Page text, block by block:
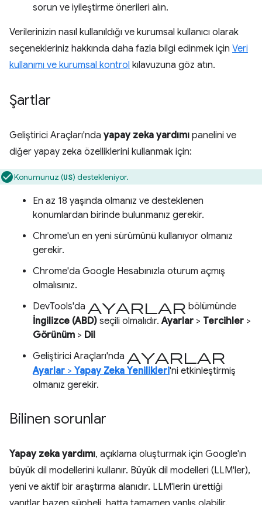
sorun ve iyileştirme önerileri alın.
Verilerinizin nasıl kullanıldığı ve kurumsal kullanıcı olarak
seçenekleriniz hakkında daha fazla bilgi edinmek için Veri
kullanımı ve kurumsal kontrol kılavuzuna göz atın.
Şartlar
Geliştirici Araçları'nda yapay zeka yardımı panelini ve
diğer yapay zeka özelliklerini kullanmak için:
Konumunuz (US) destekleniyor.
En az 18 yaşında olmanız ve desteklenen
konumlardan birinde bulunmanız gerekir.
Chrome'un en yeni sürümünü kullanıyor olmanız
gerekir.
Chrome'da Google Hesabınızla oturum açmış
olmalısınız.
DevTools'da ayarlar bölümünde
İngilizce (ABD) seçili olmalıdır.Ayarlar > Tercihler >
Görünüm > Dil
Geliştirici Araçları'nda ayarlar
Ayarlar > Yapay Zeka Yenilikleri'ni etkinleştirmiş
olmanız gerekir.
Bilinen sorunlar
Yapay zeka yardımı, açıklama oluşturmak için Google'ın
büyük dil modellerini kullanır. Büyük dil modelleri (LLM'ler),
yeni ve aktif bir araştırma alanıdır. LLM'lerin ürettiği